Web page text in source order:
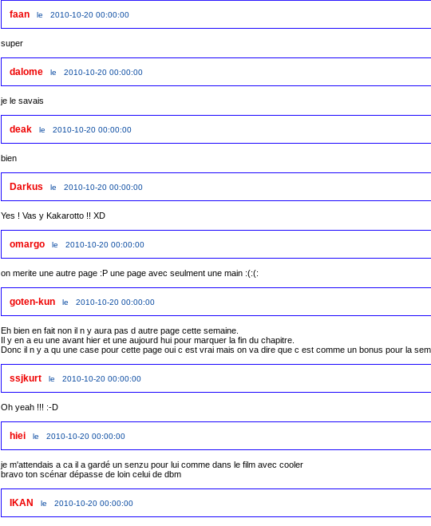
faan le 2010-10-20 00:00:00
super
dalome le 2010-10-20 00:00:00
je le savais
deak le 2010-10-20 00:00:00
Darkus le 2010-10-20 00:00:00
Yes ! Vas y Kakarotto !! XD
omargo le 2010-10-20 00:00:00
on merite une autre page :P une page avec seulment une main :(:(:
goten-kun le 2010-10-20 00:00:00
Eh bien en fait non il n y aura pas d autre page cette semaine.
Il y en a eu une avant hier et une aujourd hui pour marquer la fin du chapitre.
Donc il n y a qu une case pour cette page oui c est vrai mais on va dire que c est comme un bonus pour la
ssjkurt le 2010-10-20 00:00:00
Oh yeah !!! :-D
hiei le 2010-10-20 00:00:00
je m'attendais a ca il a gardé un senzu pour lui comme dans le film avec cooler
bravo ton scénar dépasse de loin celui de dbm
IKAN le 2010-10-20 00:00:00